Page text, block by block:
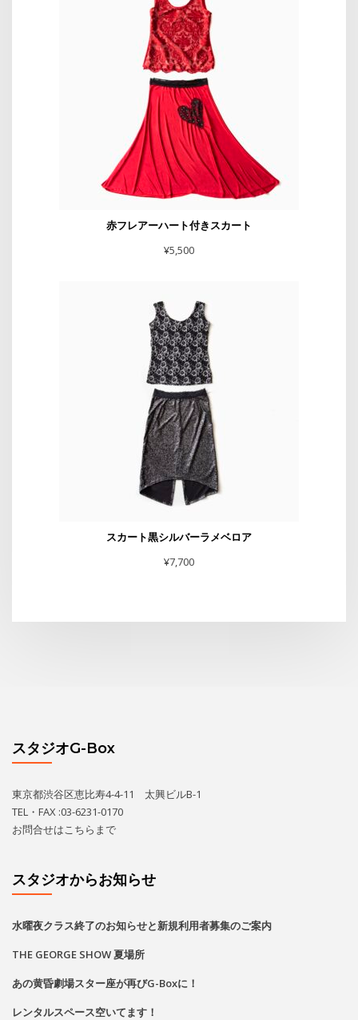
赤フレアーハート付きスカート
¥5,500
スカート黒シルバーラメベロア
¥7,700
スタジオG-Box
東京都渋谷区恵比寿4-4-11 太興ビルB-1
TEL・FAX :03-6231-0170
お問合せはこちら まで
スタジオからお知らせ
水曜夜クラス終了のお知らせと新規利用者募集のご案内
THE GEORGE SHOW 夏場所
あの黄昏劇場スター座が再びG-Boxに！
レンタルスペース空いてます！